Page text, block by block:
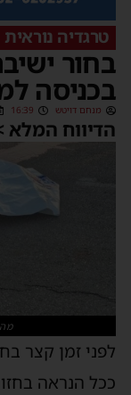
טרגדיה נוראית
בחור
בכניסה
מנחם דויטש 16:39
הדיווח המלא
ככל הנראה